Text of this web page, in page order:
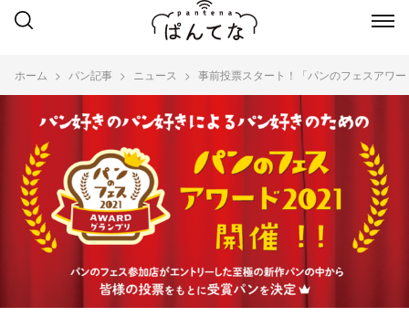
ホーム パン記事 ニュース 事前投票スタート！「パンのフェスアワ